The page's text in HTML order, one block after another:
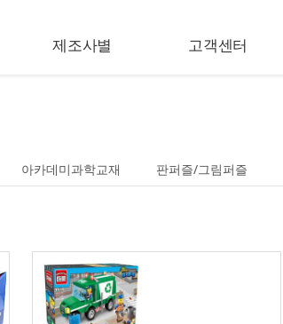
제조사별 고객센터
아카데미과학교재 판퍼즐/그림퍼즐